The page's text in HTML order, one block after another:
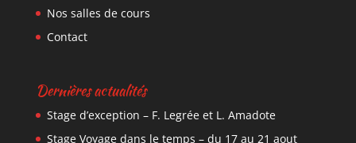
Nos salles de cours
Contact
Dernières actualités
Stage d’exception – F. Legrée et L. Amadote
Stage Voyage dans le temps – du 17 au 21 aout